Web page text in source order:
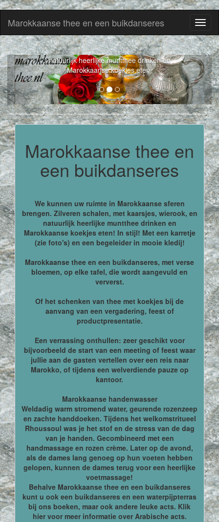
Marokkaanse thee en een buikdanseres
Marokkaanse thee en een buikdanseres in
zilveren schalen, met kaarsjes, wierook, en
natuurlijk heerlijke muntthee drinken en
Marokkaanse koekjes eten.
Marokkaanse thee en
een buikdanseres
We kunnen uw ruimte in Marokkaanse sferen
brengen. Zilveren schalen, met kaarsjes, wierook, en
natuurlijk heerlijke muntthee drinken en
Marokkaanse koekjes eten! In stijl! Met een karretje
(zie foto's) en een begeleider in mooie kledij!
Marokkaanse thee en een buikdanseres, met verse
bloemen, op elke tafel, die wordt aangevuld en
ververst.
Of het schenken van thee met koekjes bij de
aanvang van een vergadering, feest of
productpresentatie.
Een verrassing onthullen: zeer geschikt voor
bijvoorbeeld de start van een meeting of feest waar
jullie aan de gasten vertellen over een reis naar
Marokko, of tijdens een welverdiende pauze op
kantoor.
Marokkaanse handenwasser
Weldadig warm stromend water, geurende rozenzeep
en zachte handdoeken. Tijdens het welkomstritueel
Rhoussoul was je het stof en de stress van de dag
van je handen. Gecombineerd met een
handmassage en rozen crème. Later op de avond,
als de dames lang genoeg op hun voeten hebben
gelopen, kunnen de dames terug voor een heerlijke
voetmassage!
Behalve Marokkaanse thee en een buikdanseres
kunt u ook een buikdanseres en een waterpijpterras
bij ons boeken, maar ook andere leuke acts. Klik
hier voor meer informatie over Arabische acts.